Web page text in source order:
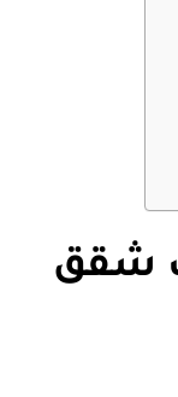
شقق